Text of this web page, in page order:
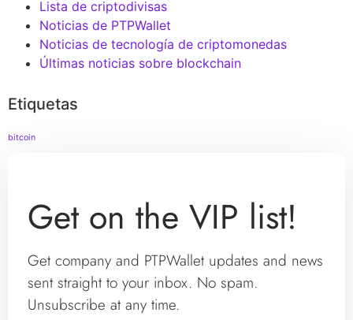
Lista de criptodivisas
Noticias de PTPWallet
Noticias de tecnología de criptomonedas
Últimas noticias sobre blockchain
Etiquetas
bitcoin
Get on the VIP list!
Get company and PTPWallet updates and news
sent straight to your inbox. No spam.
Unsubscribe at any time.